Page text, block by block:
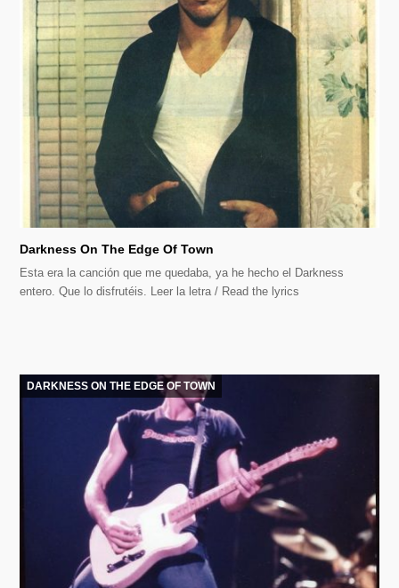
Darkness On The Edge Of Town
Esta era la canción que me quedaba, ya he hecho el Darkness
entero. Que lo disfrutéis. Leer la letra / Read the lyrics
DARKNESS ON THE EDGE OF TOWN